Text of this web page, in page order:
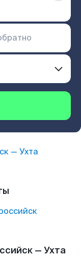
— Ухта
— Ухта